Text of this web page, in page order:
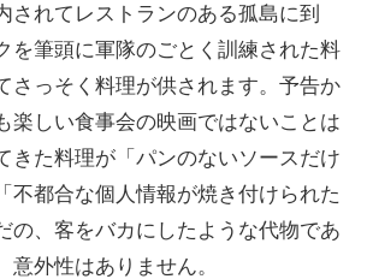
されてレストランのある孤島に到
を筆頭に軍隊のごとく訓練された料
さっそく料理が供されます。予告か
楽しい食事会の映画ではないことは
きた料理が「パンのないソースだけ
不都合な個人情報が焼き付けられた
の、客をバカにしたような代物であ
意外性はありません。